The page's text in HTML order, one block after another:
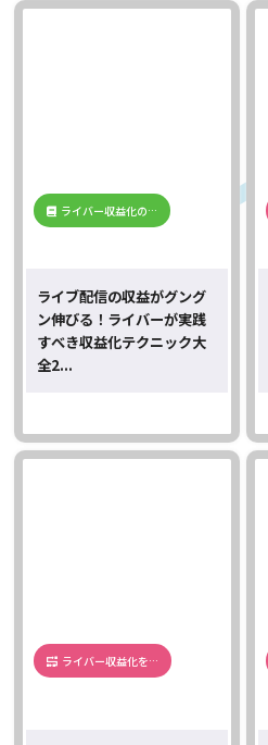
ライバー収益化の…
ライブ配信の収益がグング
ン伸びる！ライバーが実践
すべき収益化テクニック大
全2...
ライバー収益化を…